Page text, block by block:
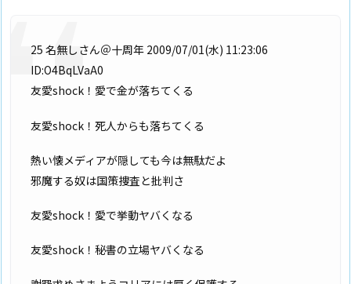
25 名無しさん＠十周年 2009/07/01(水) 11:23:06
ID:O4BqLVaA0
友愛shock！愛で金が落ちてくる
友愛shock！死人からも落ちてくる
熱い懐メディアが隠しても今は無駄だよ
邪魔する奴は国策捜査と批判さ
友愛shock！愛で挙動ヤバくなる
友愛shock！秘書の立場ヤバくなる